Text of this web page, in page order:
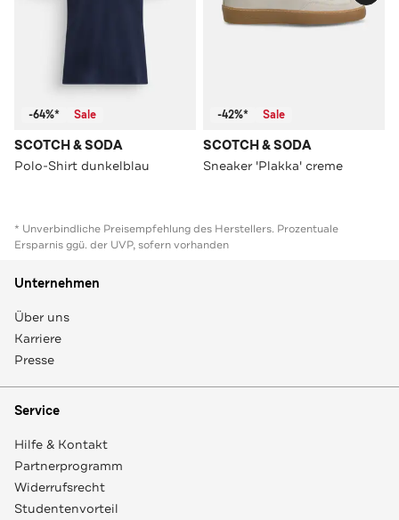
-64%* Sale
SCOTCH & SODA
Polo-Shirt dunkelblau
-42%* Sale
SCOTCH & SODA
Sneaker 'Plakka' creme
* Unverbindliche Preisempfehlung des Herstellers. Prozentuale
Ersparnis ggü. der UVP, sofern vorhanden
Unternehmen
Über uns
Karriere
Presse
Service
Hilfe & Kontakt
Partnerprogramm
Widerrufsrecht
Studentenvorteil